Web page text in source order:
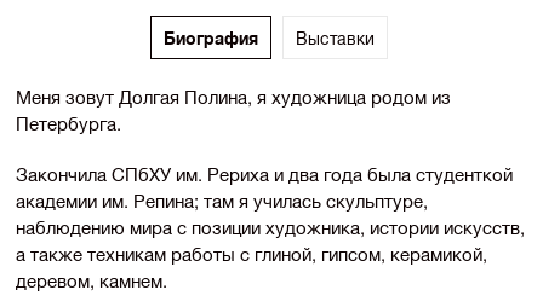
Биография Выставки
Меня зовут Долгая Полина, я художница родом из
Петербурга.
Закончила СПбХУ им. Рериха и два года была студенткой
академии им. Репина; там я училась скульптуре,
наблюдению мира с позиции художника, истории искусств,
а также техникам работы с глиной, гипсом, керамикой,
деревом, камнем.